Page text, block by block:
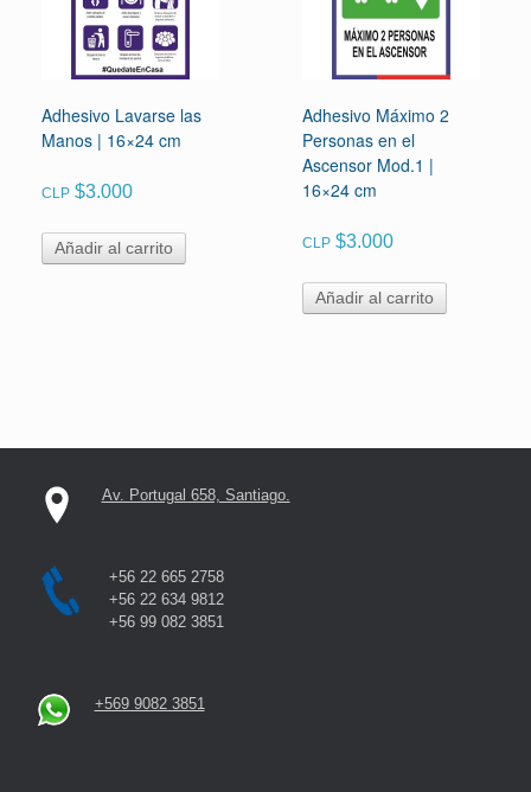
Adhesivo Lavarse las
Manos | 16×24 cm
CLP $3.000
Añadir al carrito
Adhesivo Máximo 2
Personas en el
Ascensor Mod.1 |
16×24 cm
CLP $3.000
Añadir al carrito
Av. Portugal 658, Santiago.
+56 22 665 2758
+56 22 634 9812
+56 99 082 3851
+569 9082 3851